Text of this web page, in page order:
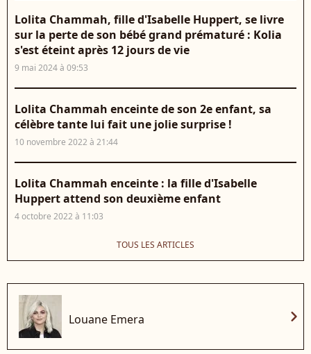
Lolita Chammah, fille d'Isabelle Huppert, se livre
sur la perte de son bébé grand prématuré : Kolia
s'est éteint après 12 jours de vie
9 mai 2024 à 09:53
Lolita Chammah enceinte de son 2e enfant, sa
célèbre tante lui fait une jolie surprise !
10 novembre 2022 à 21:44
Lolita Chammah enceinte : la fille d'Isabelle
Huppert attend son deuxième enfant
4 octobre 2022 à 11:03
TOUS LES ARTICLES
Louane Emera chevron_right